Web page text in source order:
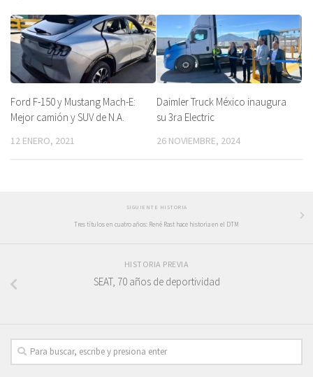
Ford F-150 y Mustang Mach-E:
Mejor camión y SUV de N.A.
12 ENERO, 2021
Daimler Truck México inaugura
su 3ra Electric
26 NOVIEMBRE, 2024
SIGUIENTE HISTORIA
Tres títulos en cuatro años: René Rast hace historia en el DTM
HISTORIA PREVIA
SEAT, 70 años de deportividad